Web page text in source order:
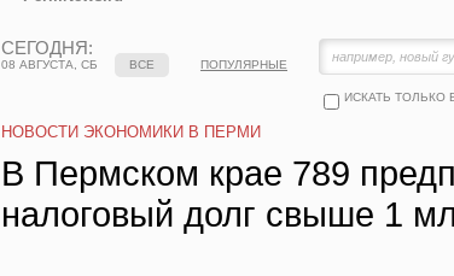
СЕГОДНЯ:
08 АВГУСТА, СБ
ИСКАТЬ ТОЛЬКО
ВСЕ ПОПУЛЯРНЫЕ
НОВОСТИ ЭКОНОМИКИ В ПЕРМИ
В Пермском крае 789
налоговый долг свыше 1